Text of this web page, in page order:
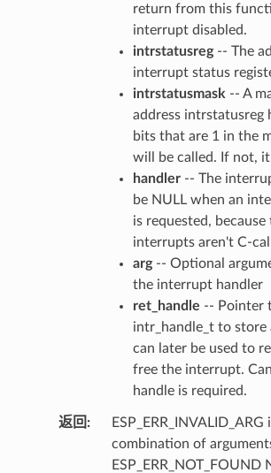
return from this
interrupt disabled.
intrstatusreg-- The
interrupt status
intrstatusmask -- A
address intrstatusreg
bits that are 1 in the
will be called. If not,
handler-- The
be NULL when an
is requested,
interrupts aren't C-
arg-- Optional
the interrupt handler
ret_handle -- Pointer
intr_handle_t to store
can later be used to
free the interrupt.
handle is required.
返回
combination of